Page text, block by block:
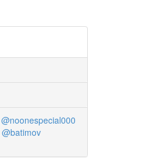
@noonespecial000
@batimov